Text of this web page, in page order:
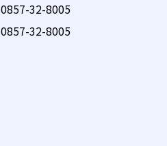
0857-32-8005
0857-32-8005